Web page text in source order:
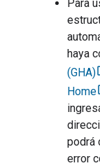
Para
haya
(GHA)
Home
podrá
error